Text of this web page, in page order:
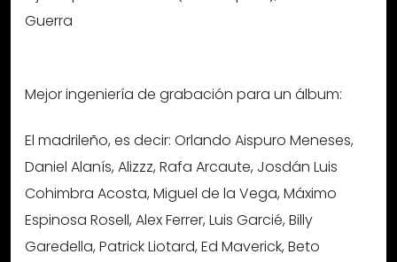
Guerra
Mejor ingeniería de grabación para un álbum:
El madrileño, es decir: Orlando Aispuro Meneses,
Daniel Alanís, Alizzz, Rafa Arcaute, Josdán Luis
Cohimbra Acosta, Miguel de la Vega, Máximo
Espinosa Rosell, Alex Ferrer, Luis Garcié, Billy
Garedella, Patrick Liotard, Ed Maverick, Beto